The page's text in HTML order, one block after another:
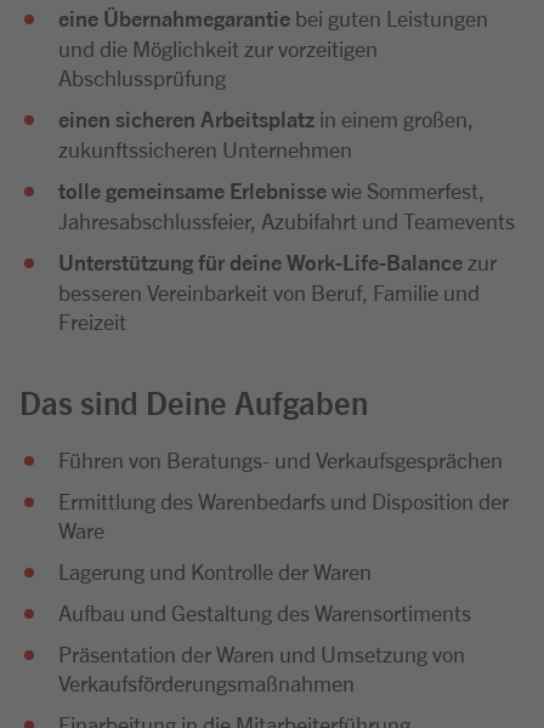
eine Übernahmegarantie bei guten Leistungen
und die Möglichkeit zur vorzeitigen
Abschlussprüfung
einen sicheren Arbeitsplatz in einem großen,
zukunftssicheren Unternehmen
tolle gemeinsame Erlebnissewie Sommerfest,
Jahresabschlussfeier, Azubifahrt und Teamevents
Unterstützung für deine Work-Life-Balance zur
besseren Vereinbarkeit von Beruf, Familie und
Freizeit
Das sind Deine Aufgaben
Führen von Beratungs- und Verkaufsgesprächen
Ermittlung des Warenbedarfs und Disposition der
Ware
Lagerung und Kontrolle der Waren
Aufbau und Gestaltung des Warensortiments
Präsentation der Waren und Umsetzung von
Verkaufsförderungsmaßnahmen